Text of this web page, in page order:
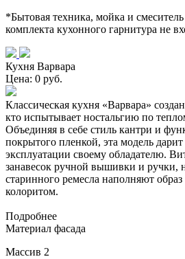
*Бытовая техника, мойка и смеситель
комплекта кухонного гарнитура не
Кухня Варвара
Цена: 0 руб.
Классическая кухня «Варвара»
кто испытывает ностальгию по
Объединяя в себе стиль кантри и
покрытого пленкой, эта модель
эксплуатации своему обладателю.
занавесок ручной вышивки и
старинного ремесла наполняют
колоритом.
Подробнее
Материал фасада
Массив 2